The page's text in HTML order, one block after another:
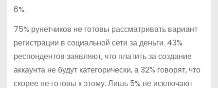
6%.
75% рунетчиков не готовы рассматривать вариант
регистрации в социальной сети за деньги. 43%
респондентов заявляют, что платить за создание
аккаунта не будут категорически, а 32% говорят, что
скорее не готовы к этому. Лишь 5% не исключают